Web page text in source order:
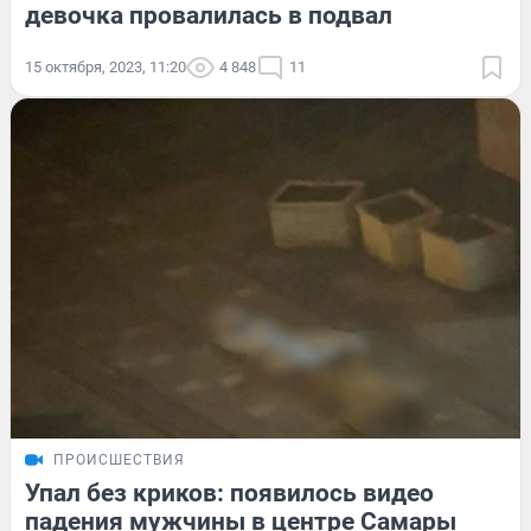
девочка провалилась в подвал
15 октября, 2023, 11:20 4 848 11
ПРОИСШЕСТВИЯ
Упал без криков: появилось видео
падения мужчины в центре Самары